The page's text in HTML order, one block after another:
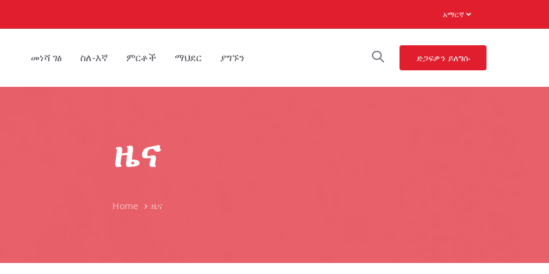
አማርኛ
መነሻ ገፅ ስለ-እኛ ምርቶች ማህደር ያግኙን ድጋፍዎን ይለግሱ
ዜና
Home ዜና